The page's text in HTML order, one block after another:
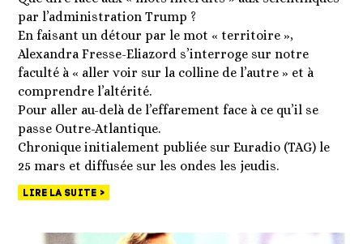
par l’administration Trump ?
En faisant un détour par le mot « territoire »,
Alexandra Fresse-Eliazord s’interroge sur notre
faculté à « aller voir sur la colline de l’autre » et à
comprendre l’altérité.
Pour aller au-delà de l’effarement face à ce qu’il se
passe Outre-Atlantique.
Chronique initialement publiée sur Euradio (TAG) le
25 mars et diffusée sur les ondes les jeudis.
LIRE LA SUITE